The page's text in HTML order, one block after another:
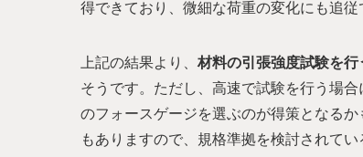
得できており、微細な荷重の変化にも追従
上記の結果より、 材料の引張強度試験を
そうです。ただし、高速で試験を行う場
のフォースゲージを選ぶのが得策となる
もありますので、規格準拠を検討されて